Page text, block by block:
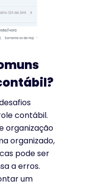
contábil.
organização
organizado,
pode ser
a erros.
um